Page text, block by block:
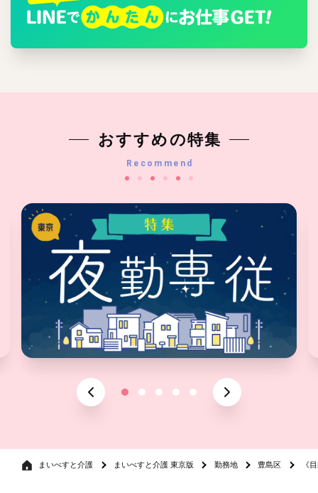
おすすめの特集
Recommend
まいべすと介護 まいべすと介護 東京版 勤務地 豊島区 《